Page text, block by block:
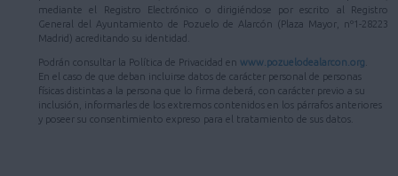
mediante el Registro Electrónico o dirigiéndose por escrito al Registro
General del Ayuntamiento de Pozuelo de Alarcón (Plaza Mayor, nº1-28223
Madrid) acreditando su identidad.
Podrán consultar la Política de Privacidad en www.pozuelodealarcon.org
En el caso de que deban incluirse datos de carácter personal de personas
físicas distintas a la persona que lo firma deberá, con carácter previo a su
inclusión, informarles de los extremos contenidos en los párrafos anteriores
y poseer su consentimiento expreso para el tratamiento de sus datos.